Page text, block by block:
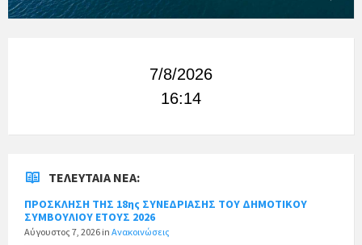
7/8/2026
16:14
ΤΕΛΕΥΤΑΊΑ ΝΈΑ:
ΠΡΟΣΚΛΗΣΗ ΤΗΣ 18ης ΣΥΝΕΔΡΙΑΣΗΣ ΤΟΥ ΔΗΜΟΤΙΚΟΥ
ΣΥΜΒΟΥΛΙΟΥ ΕΤΟΥΣ 2026
Αύγουστος 7, 2026 in Ανακοινώσεις